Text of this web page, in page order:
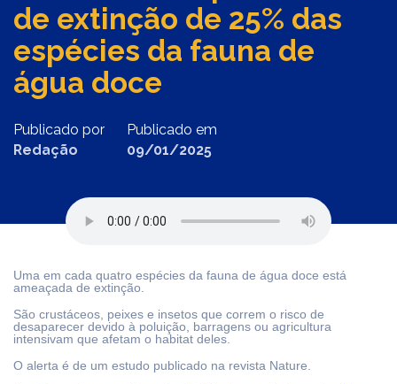
de extinção de 25% das
espécies da fauna de
água doce
Publicado por
Redação
Publicado em
09/01/2025
Uma em cada quatro espécies da fauna de água doce está
ameaçada de extinção.
São crustáceos, peixes e insetos que correm o risco de
desaparecer devido à poluição, barragens ou agricultura
intensivam que afetam o habitat deles.
O alerta é de um estudo publicado na revista Nature.